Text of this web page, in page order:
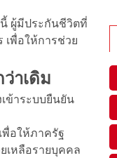
ผู้มีประกันชีวิตที่
พื่อให้การช่วย
าเดิม
ข้าระบบยืนยัน
พื่อให้ภาครัฐ
เหลือรายบุคคล